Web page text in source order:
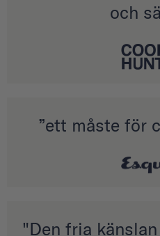
och
”ett måste för
"Den fria